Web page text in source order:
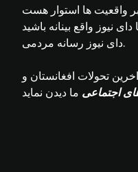
بر واقعیت ها استوار هست
دای نیوز رسانه مردمی.
تحولات افغانستان و
اجتماعی